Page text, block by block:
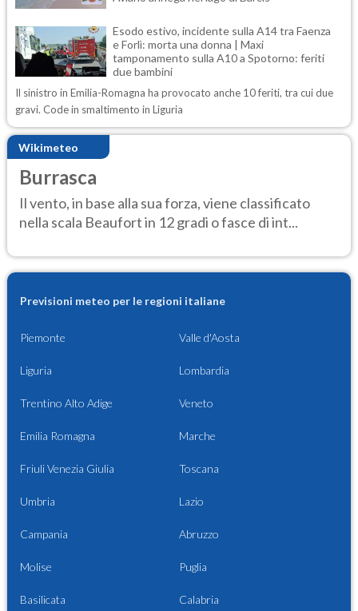
Esodo estivo, incidente sulla A14 tra Faenza
e Forlì: morta una donna | Maxi
tamponamento sulla A10 a Spotorno: feriti
due bambini
Il sinistro in Emilia-Romagna ha provocato anche 10 feriti, tra cui due
gravi. Code in smaltimento in Liguria
Wikimeteo
Burrasca
Il vento, in base alla sua forza, viene classificato
nella scala Beaufort in 12 gradi o fasce di int...
Previsioni meteo per le regioni italiane
Piemonte Valle d'Aosta
Liguria Lombardia
Trentino Alto Adige Veneto
Emilia Romagna Marche
Friuli Venezia Giulia Toscana
Umbria Lazio
Campania Abruzzo
Molise Puglia
Basilicata Calabria